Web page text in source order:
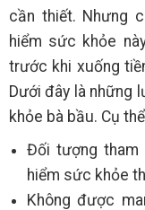
cần thiết. Nhưng
hiểm sức khỏe
trước khi xuống
Dưới đây là những
khỏe bà bầu. Cụ
Đối tượng tham
hiểm sức khỏe
Không được